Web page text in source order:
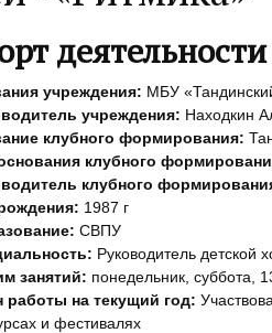
учреждения: МБУ
учреждения: Находкин
клубного формирования:
клубного
клубного
1987 г
СВПУ
Руководитель детской
занятий: понедельник, суббота,
работы на текущий год:
и фестивалях